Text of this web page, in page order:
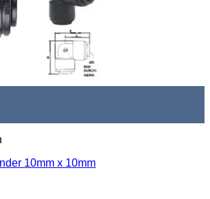
10mm x 10mm